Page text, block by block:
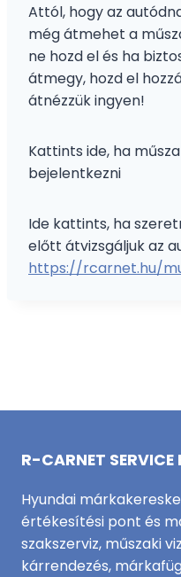
Attól, hogy az
még átmehet a
ne hozd el és ha
átmegy, hozd el
átnézzük ingyen!
Kattints ide, ha
bejelentkezni
Ide kattints, ha
előtt átvizsgáljuk az
https://rcarnet.hu/
R-CARNET
Hyundai
értékesítési pont és
szakszerviz, műszaki
kárrendezés,